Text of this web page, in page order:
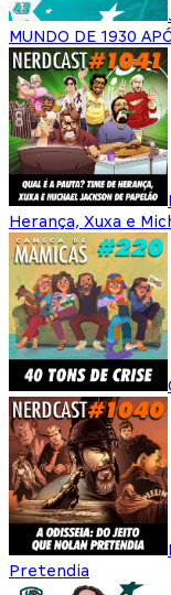
MUNDO DE 1930
Herança, Xuxa e
Pretendia